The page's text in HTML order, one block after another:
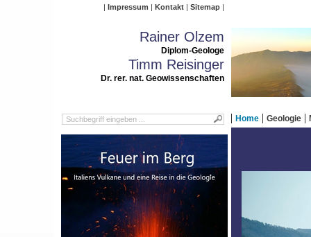
Impressum Kontakt Sitemap
Rainer Olzem
Diplom-Geologe
Timm Reisinger
Dr. rer. nat. Geowissenschaften
Home Geologie